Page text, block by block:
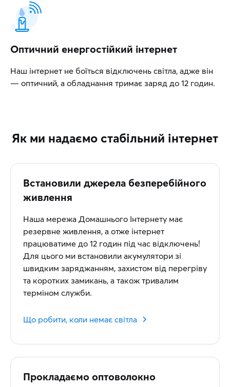
Оптичний енергостійкий інтернет
Наш інтернет не боїться відключень світла, адже він
— оптичний, а обладнання тримає заряд до 12 годин.
Як ми надаємо стабільний інтернет
Встановили джерела безперебійного
живлення
Наша мережа Домашнього Інтернету має
резервне живлення, а отже інтернет
працюватиме до 12 годин під час відключень!
Для цього ми встановили акумулятори зі
швидким заряджанням, захистом від перегріву
та коротких замикань, а також тривалим
терміном служби.
Що робити, коли немає світла
Прокладаємо оптоволокно